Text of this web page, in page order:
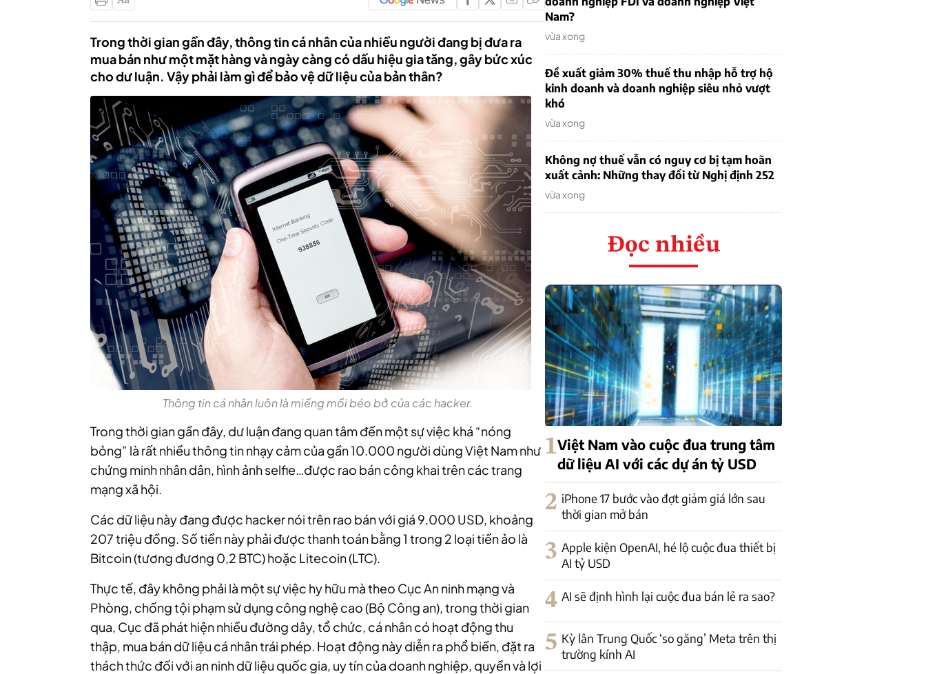
Trong thời gian gần đây, thông tin cá nhân của nhiều người đang bị đưa ra
mua bán như một mặt hàng và ngày càng có dấu hiệu gia tăng, gây bức xúc
cho dư luận. Vậy phải làm gì để bảo vệ dữ liệu của bản thân?
Thông tin cá nhân luôn là miếng mồi béo bở của các hacker.
Trong thời gian gần đây, dư luận đang quan tâm đến một sự việc khá “nóng
bỏng” là rất nhiều thông tin nhạy cảm của gần 10.000 người dùng Việt Nam như
chứng minh nhân dân, hình ảnh selfie…được rao bán công khai trên các trang
mạng xã hội.
Các dữ liệu này đang được hacker nói trên rao bán với giá 9.000 USD, khoảng
207 triệu đồng. Số tiền này phải được thanh toán bằng 1 trong 2 loại tiền ảo là
Bitcoin (tương đương 0,2 BTC) hoặc Litecoin (LTC).
Thực tế, đây không phải là một sự việc hy hữu mà theo Cục An ninh mạng và
Phòng, chống tội phạm sử dụng công nghệ cao (Bộ Công an), trong thời gian
qua, Cục đã phát hiện nhiều đường dây, tổ chức, cá nhân có hoạt động thu
thập, mua bán dữ liệu cá nhân trái phép. Hoạt động này diễn ra phổ biến, đặt ra
thách thức đối với an ninh dữ liệu quốc gia, uy tín của doanh nghiệp, quyền và lợi
Nam?
vừa xong
Đề xuất giảm 30% thuế thu nhập hỗ trợ hộ
kinh doanh và doanh nghiệp siêu nhỏ vượt
khó
vừa xong
Không nợ thuế vẫn có nguy cơ bị tạm hoãn
xuất cảnh: Những thay đổi từ Nghị định 252
vừa xong
Đọc nhiều
1Việt Nam vào cuộc đua trung tâm
dữ liệu AI với các dự án tỷ USD
2 iPhone 17 bước vào đợt giảm giá lớn sau
thời gian mở bán
3 Apple kiện OpenAI, hé lộ cuộc đua thiết bị
AI tỷ USD
4 AI sẽ định hình lại cuộc đua bán lẻ ra sao?
5 Kỳ lân Trung Quốc ‘so găng’ Meta trên thị
trường kính AI